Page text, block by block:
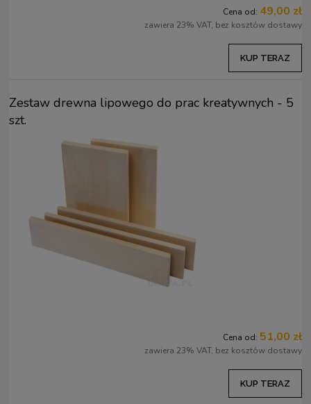
Cena od: 49,00 zł
zawiera 23% VAT, bez kosztów dostawy
KUP TERAZ
Zestaw drewna lipowego do prac kreatywnych - 5
szt.
Cena od: 51,00 zł
zawiera 23% VAT, bez kosztów dostawy
KUP TERAZ